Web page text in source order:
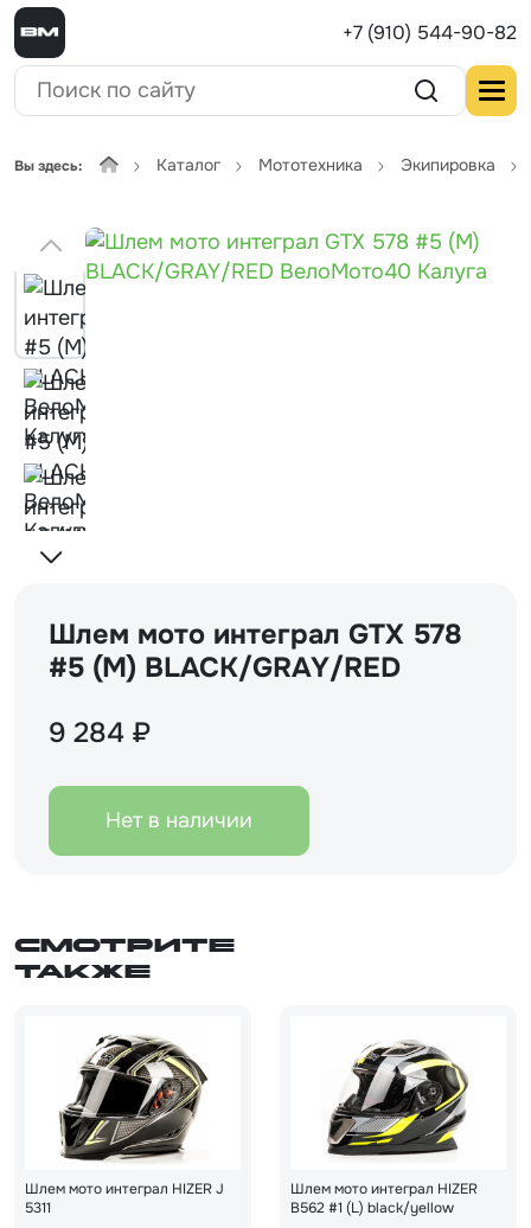
+7 (910) 544-90-82
Вы здесь: Каталог Мототехника Экипировка
Шлем мото интеграл GTX 578
#5 (M) BLACK/GRAY/RED
9 284 ₽
Нет в наличии
Смотрите
также
Шлем мото интеграл HIZER J
5311
Шлем мото интеграл HIZER
B562 #1 (L) black/yellow